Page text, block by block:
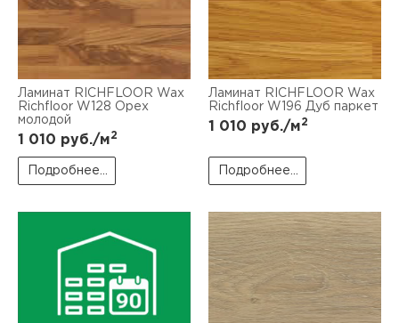
Ламинат RICHFLOOR Wax
Richfloor W128 Орех
молодой
1 010 руб./м2
Подробнее...
Ламинат RICHFLOOR Wax
Richfloor W196 Дуб паркет
1 010 руб./м2
Подробнее...